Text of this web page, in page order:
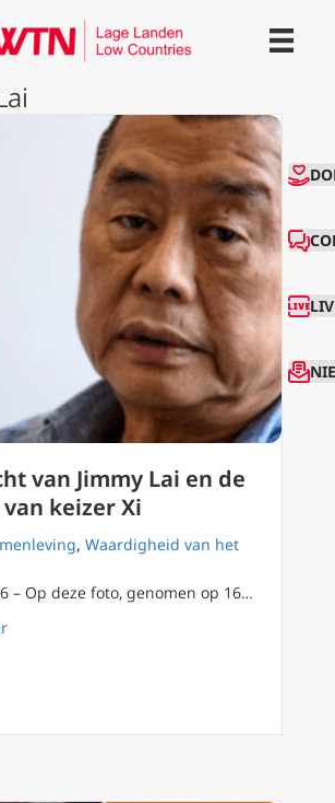
van Jimmy Lai en de
keizer Xi
, Waardigheid van het
– Op deze foto, genomen op 16…
about De kracht van Jimmy Lai en de zwakte